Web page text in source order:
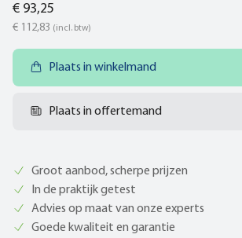
€ 93,25
€ 112,83 (incl. btw)
Plaats in winkelmand
Plaats in offertemand
Groot aanbod, scherpe prijzen
In de praktijk getest
Advies op maat van onze experts
Goede kwaliteit en garantie